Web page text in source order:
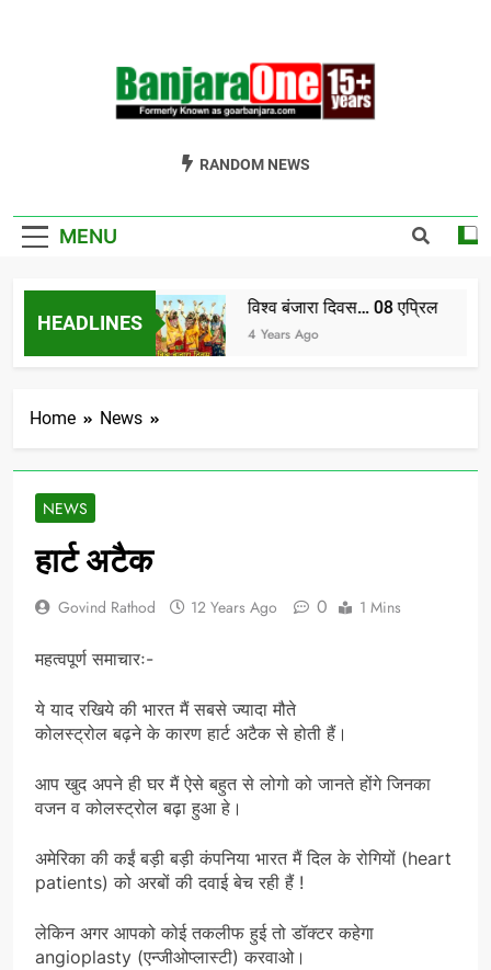
Welcome To
GoarBanjara.com
RANDOM NEWS
MENU
HEADLINES
भाग-1
विश्व बंजारा दिवस… 08 एप्रिल
4 Years Ago
Home News
NEWS
हार्ट अटैक
Govind Rathod 12 Years Ago 0 1 Mins
महत्वपूर्ण समाचारः-
ये याद रखिये की भारत मैं सबसे ज्यादा मौते
कोलस्ट्रोल बढ़ने के कारण हार्ट अटैक से होती हैं।
आप खुद अपने ही घर मैं ऐसे बहुत से लोगो को जानते होंगे जिनका
वजन व कोलस्ट्रोल बढ़ा हुआ हे।
अमेरिका की कईं बड़ी बड़ी कंपनिया भारत मैं दिल के रोगियों (heart
patients) को अरबों की दवाई बेच रही हैं !
लेकिन अगर आपको कोई तकलीफ हुई तो डॉक्टर कहेगा
angioplasty (एन्जीओप्लास्टी) करवाओ।